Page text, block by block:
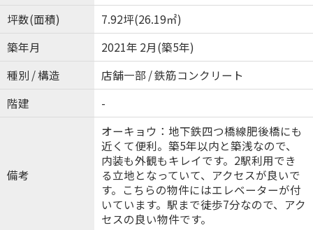
坪数(面積)
7.92坪(26.19㎡)
築年月
2021年 2月(築5年)
種別 / 構造
店舗一部 / 鉄筋コンクリート
階建
-
備考
オーキョウ：地下鉄四つ橋線肥後橋にも
近くて便利。築5年以内と築浅なので、
内装も外観もキレイです。2駅利用でき
る立地となっていて、アクセスが良いで
す。こちらの物件にはエレベーターが付
いています。駅まで徒歩7分なので、アク
セスの良い物件です。